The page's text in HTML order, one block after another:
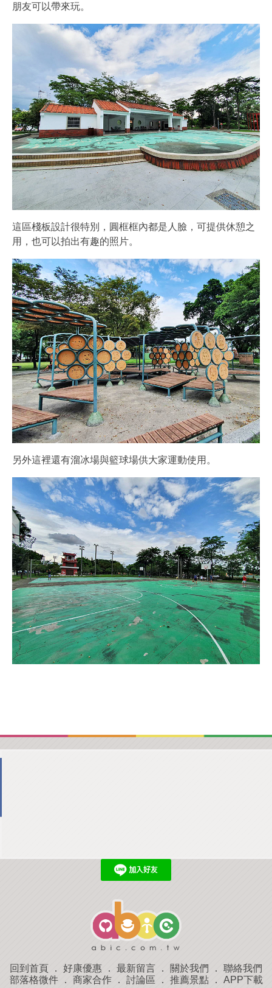
朋友可以帶來玩。
這區棧板設計很特別，圓框框內都是人臉，可提供休憩之
用，也可以拍出有趣的照片。
另外這裡還有溜冰場與籃球場供大家運動使用。
回到首頁 ． 好康優惠 ． 最新留言 ． 關於我們 ． 聯絡我們
部落格微件． 商家合作． 討論區 ． 推薦景點． APP下載